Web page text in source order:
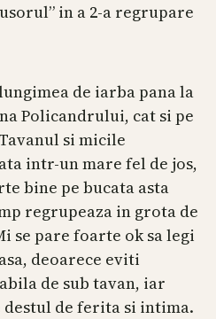
in a 2-a regrupare
de iarba pana la
Policandrului, cat si pe
si micile
intr-un mare fel de jos,
bine pe bucata asta
regrupeaza in grota de
se pare foarte ok sa legi
deoarece eviti
de sub tavan, iar
de ferita si intima.